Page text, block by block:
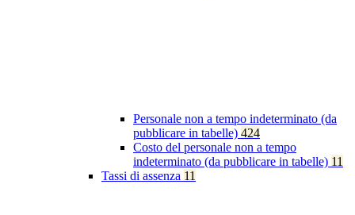
Personale non a tempo indeterminato (da
pubblicare in tabelle) 424
Costo del personale non a tempo
indeterminato (da pubblicare in tabelle) 11
Tassi di assenza 11